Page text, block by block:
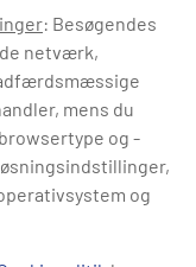
: Besøgendes
netværk,
mens du
og -
og